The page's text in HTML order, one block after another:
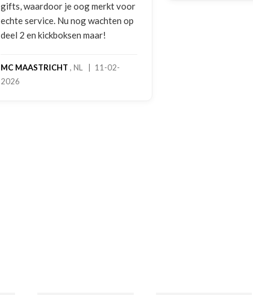
gifts, waardoor je oog merkt voor
echte service. Nu nog wachten op
deel 2 en kickboksen maar!
MC MAASTRICHT , NL | 11-02-
2026